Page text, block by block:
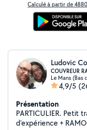
Calculé à partir de
Ludovic
COUVREUR
Le Mans (Bas
4,9/5
Présentation
PARTICULIER. Petit
d'expérience +